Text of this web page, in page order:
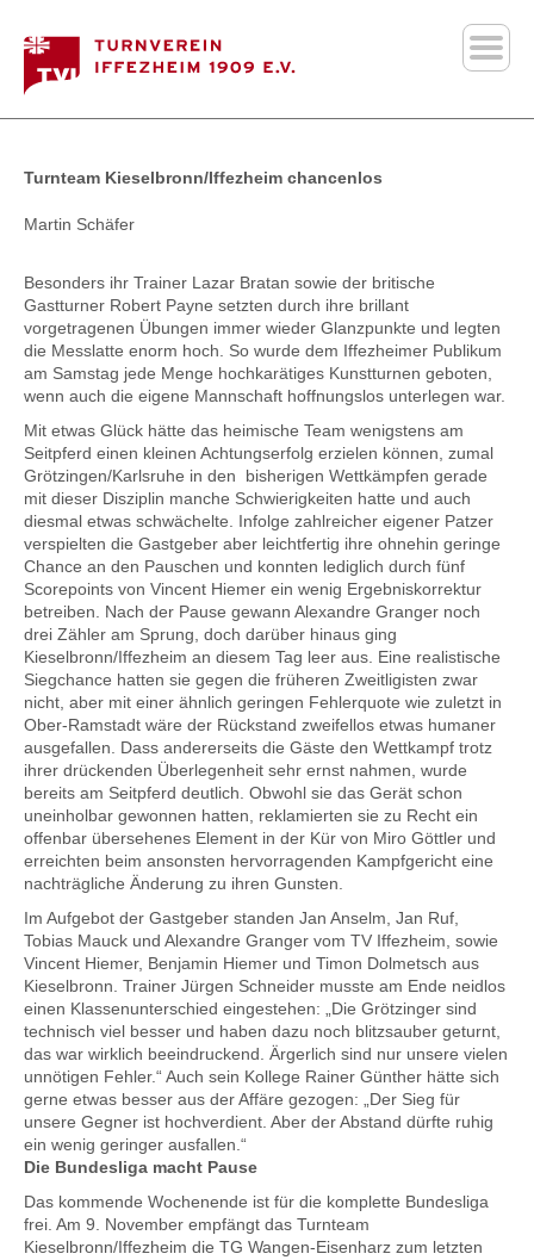
Turnteam Kieselbronn/Iffezheim chancenlos
Martin Schäfer
Besonders ihr Trainer Lazar Bratan sowie der britische
Gastturner Robert Payne setzten durch ihre brillant
vorgetragenen Übungen immer wieder Glanzpunkte und legten
die Messlatte enorm hoch. So wurde dem Iffezheimer Publikum
am Samstag jede Menge hochkarätiges Kunstturnen geboten,
wenn auch die eigene Mannschaft hoffnungslos unterlegen war.
Mit etwas Glück hätte das heimische Team wenigstens am
Seitpferd einen kleinen Achtungserfolg erzielen können, zumal
Grötzingen/Karlsruhe in den bisherigen Wettkämpfen gerade
mit dieser Disziplin manche Schwierigkeiten hatte und auch
diesmal etwas schwächelte. Infolge zahlreicher eigener Patzer
verspielten die Gastgeber aber leichtfertig ihre ohnehin geringe
Chance an den Pauschen und konnten lediglich durch fünf
Scorepoints von Vincent Hiemer ein wenig Ergebniskorrektur
betreiben. Nach der Pause gewann Alexandre Granger noch
drei Zähler am Sprung, doch darüber hinaus ging
Kieselbronn/Iffezheim an diesem Tag leer aus. Eine realistische
Siegchance hatten sie gegen die früheren Zweitligisten zwar
nicht, aber mit einer ähnlich geringen Fehlerquote wie zuletzt in
Ober-Ramstadt wäre der Rückstand zweifellos etwas humaner
ausgefallen. Dass andererseits die Gäste den Wettkampf trotz
ihrer drückenden Überlegenheit sehr ernst nahmen, wurde
bereits am Seitpferd deutlich. Obwohl sie das Gerät schon
uneinholbar gewonnen hatten, reklamierten sie zu Recht ein
offenbar übersehenes Element in der Kür von Miro Göttler und
erreichten beim ansonsten hervorragenden Kampfgericht eine
nachträgliche Änderung zu ihren Gunsten.
Im Aufgebot der Gastgeber standen Jan Anselm, Jan Ruf,
Tobias Mauck und Alexandre Granger vom TV Iffezheim, sowie
Vincent Hiemer, Benjamin Hiemer und Timon Dolmetsch aus
Kieselbronn. Trainer Jürgen Schneider musste am Ende neidlos
einen Klassenunterschied eingestehen: „Die Grötzinger sind
technisch viel besser und haben dazu noch blitzsauber geturnt,
das war wirklich beeindruckend. Ärgerlich sind nur unsere vielen
unnötigen Fehler.“ Auch sein Kollege Rainer Günther hätte sich
gerne etwas besser aus der Affäre gezogen: „Der Sieg für
unsere Gegner ist hochverdient. Aber der Abstand dürfte ruhig
ein wenig geringer ausfallen.“
Die Bundesliga macht Pause
Das kommende Wochenende ist für die komplette Bundesliga
frei. Am 9. November empfängt das Turnteam
Kieselbronn/Iffezheim die TG Wangen-Eisenharz zum letzten